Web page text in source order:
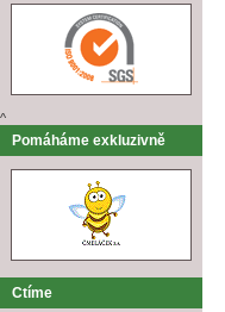
^
Pomáháme exkluzivně
Ctíme